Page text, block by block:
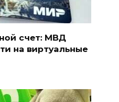
счет: МВД
на виртуальные